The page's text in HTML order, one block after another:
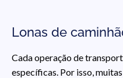
Lonas de
Cada operação de
específicas. Por isso,